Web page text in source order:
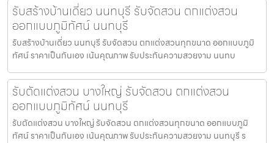
รับสร้างบ้านเดี่ยว นนทบุรี รับจัดสวน ตกแต่งสวน
ออกแบบภูมิทัศน์ นนทบุรี
รับสร้างบ้านเดี่ยว นนทบุรี รับจัดสวน ตกแต่งสวนทุกขนาด ออกแบบภูมิ
ทัศน์ ราคาเป็นกันเอง เน้นคุณภาพ รับประกันความสวยงาม นนทบ
รับตัดแต่งสวน บางใหญ่ รับจัดสวน ตกแต่งสวน
ออกแบบภูมิทัศน์ นนทบุรี
รับตัดแต่งสวน บางใหญ่ รับจัดสวน ตกแต่งสวนทุกขนาด ออกแบบภูมิ
ทัศน์ ราคาเป็นกันเอง เน้นคุณภาพ รับประกันความสวยงาม นนทบุรี ร